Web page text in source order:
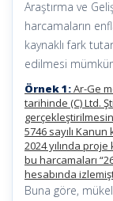
Araştırma ve
harcamaların
kaynaklı fark
edilmesi
Örnek 1:Ar-Ge
tarihinde (C) Ltd.
5746 sayılı
2024 yılında
bu harcamaları
hesabında
Buna göre,